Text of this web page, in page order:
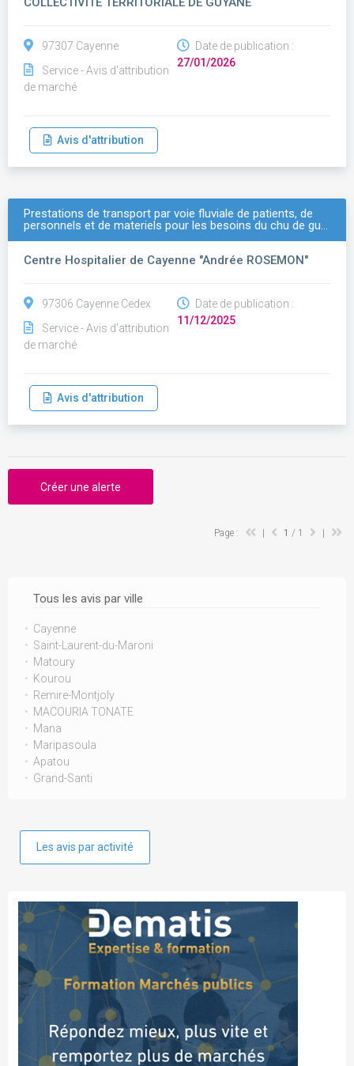
Tous les avis par ville
Cayenne
Saint-Laurent-du-Maroni
Matoury
Kourou
Remire-Montjoly
MACOURIA TONATE
Mana
Maripasoula
Apatou
Grand-Santi
Les avis par activité
97307 Cayenne
Service - Avis d'attribution
de marché
Date de publication :
27/01/2026
Avis d'attribution
Prestations de transport par voie fluviale de patients, de
personnels et de materiels pour les besoins du chu de gu…
Centre Hospitalier de Cayenne "Andrée ROSEMON"
97306 Cayenne Cedex
Service - Avis d'attribution
de marché
Date de publication :
11/12/2025
Avis d'attribution
Créer une alerte
Page : 1 / 1